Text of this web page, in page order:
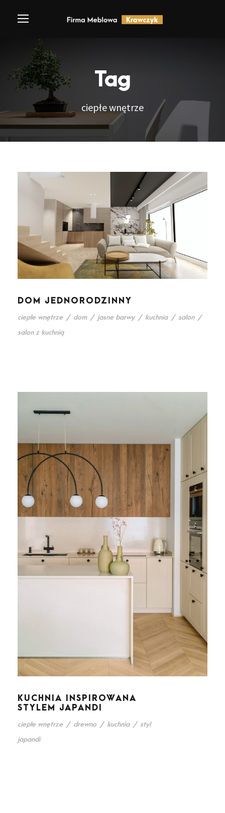
Tag
ciepłe wnętrze
DOM JEDNORODZINNY
ciepłe wnętrze / dom / jasne barwy / kuchnia / salon /
salon z kuchnią
KUCHNIA INSPIROWANA
STYLEM JAPANDI
ciepłe wnętrze / drewno / kuchnia / styl
japandi